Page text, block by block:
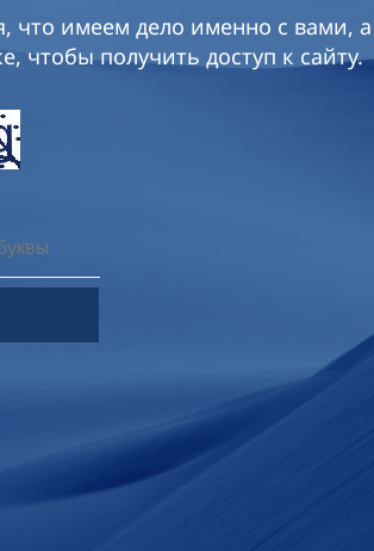
что имеем дело именно с вами,
чтобы получить доступ к сайту.